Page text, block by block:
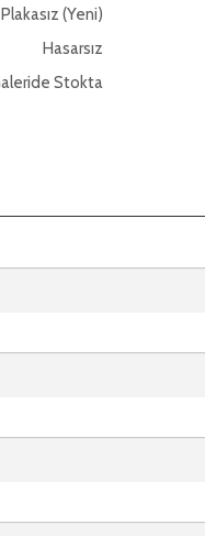
Plakasız (Yeni)
Hasarsız
Stokta